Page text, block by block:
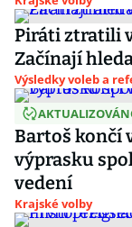
Piráti ztratili
Začínají
Výsledky voleb a
Bartoš končí
výprasku
vedení
Krajské volby